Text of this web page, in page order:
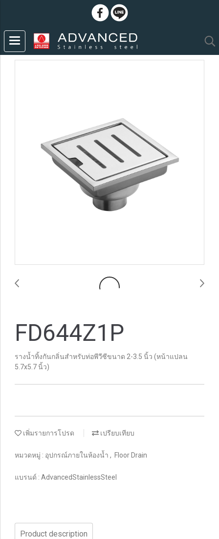
FD644Z1P
รางน้ำทิ้งกันกลิ่นสำหรับท่อพีวีซีขนาด 2-3.5 นิ้ว (หน้าแปลน
5.7x5.7 นิ้ว)
เพิ่มรายการโปรด เปรียบเทียบ
หมวดหมู่ : อุปกรณ์ภายในห้องน้ำ , Floor Drain
แบรนด์ : AdvancedStainlessSteel
Product description